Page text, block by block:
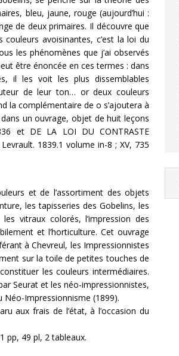
bleu, jaune, rouge (aujourd’hui :
de deux primaires. Il découvre que
avoisinantes, c’est la loi du
les phénomènes que j’ai observés
être énoncée en ces termes : dans
il les voit les plus dissemblables
de leur ton… or deux couleurs
la complémentaire de o s’ajoutera à
un ouvrage, objet de huit leçons
et DE LA LOI DU CONTRASTE
Levrault. 1839.1 volume in-8 ; XV, 735
et de l’assortiment des objets
les tapisseries des Gobelins, les
vitraux colorés, l’impression des
et l’horticulture. Cet ouvrage
à Chevreul, les Impressionnistes
sur la toile de petites touches de
les couleurs intermédiaires.
Seurat et les néo-impressionnistes,
Néo-Impressionnisme (1899).
aux frais de l’état, à l’occasion du
pp, 49 pl, 2 tableaux.